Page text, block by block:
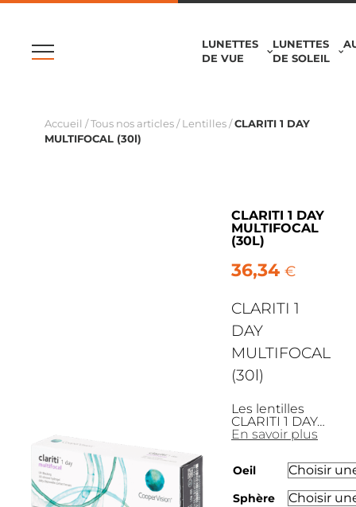
LUNETTES
DE VUE
LUNETTES
DE SOLEIL
Accueil /Tous nos articles / Lentilles /CLARITI 1 DAY
MULTIFOCAL (30l)
CLARITI 1 DAY
MULTIFOCAL
(30L)
36,34 €
CLARITI 1
DAY
MULTIFOCAL
(30l)
Les lentilles
CLARITI 1 DAY…
En savoir plus
Oeil
Sphère